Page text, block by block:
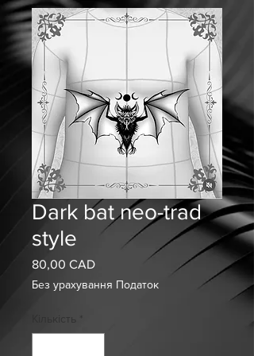
Dark bat neo-trad
style
80,00 CADЦіна
Без урахування Податок
*